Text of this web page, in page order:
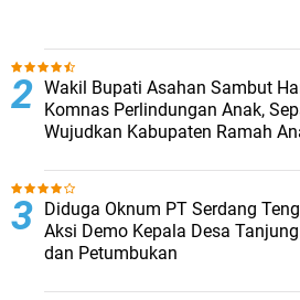
Wakil Bupati Asahan Sambut
Komnas Perlindungan Anak,
Wujudkan Kabupaten Ramah
Diduga Oknum PT Serdang
Aksi Demo Kepala Desa
dan Petumbukan